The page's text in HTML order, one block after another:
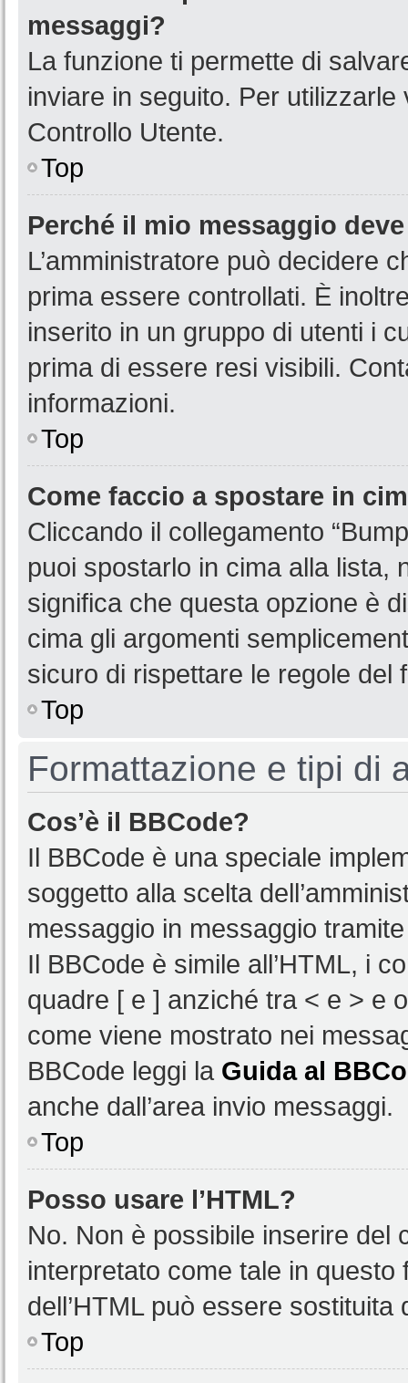
messaggi?
La funzione ti permette di
inviare in seguito. Per utilizzarle
Controllo Utente.
Top
Perché il mio messaggio
L’amministratore può decidere
prima essere controllati. È
inserito in un gruppo di utenti i
prima di essere resi visibili.
informazioni.
Top
Come faccio a spostare in
Cliccando il collegamento
puoi spostarlo in cima alla lista,
significa che questa opzione è
cima gli argomenti
sicuro di rispettare le regole del
Top
Formattazione e tipi di
Cos’è il BBCode?
Il BBCode è una speciale
soggetto alla scelta
messaggio in messaggio
Il BBCode è simile all’HTML, i
quadre [ e ] anziché tra < e > e
come viene mostrato nei
BBCode leggi la Guida al
anche dall’area invio messaggi.
Top
Posso usare l’HTML?
No. Non è possibile inserire del
interpretato come tale in
dell’HTML può essere sostituita
Top